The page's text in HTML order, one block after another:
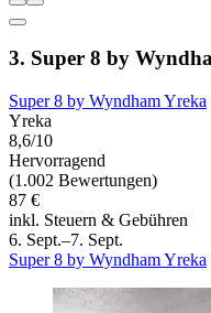
3. Super 8 by
Super 8 by Wyndham Yreka
Yreka
8,6/10
Hervorragend
(1.002 Bewertungen)
87 €
inkl. Steuern & Gebühren
6. Sept.–7. Sept.
Super 8 by Wyndham Yreka